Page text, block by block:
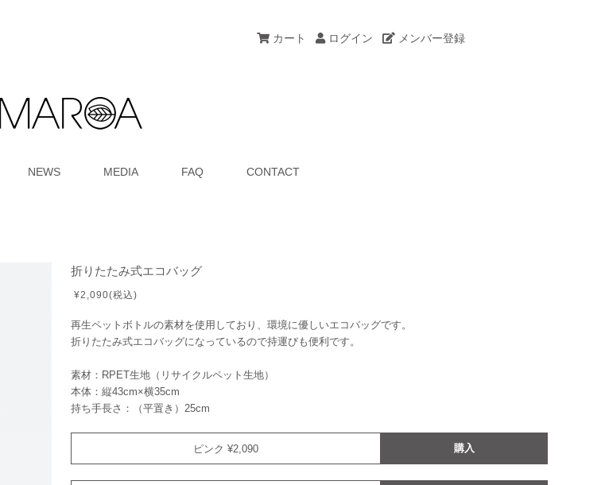
カート ログイン メンバー登録
NEWS MEDIA FAQ CONTACT
折りたたみ式エコバッグ
¥2,090(税込)
再生ペットボトルの素材を使用しており、環境に優しいエコバッグです。
折りたたみ式エコバッグになっているので持運びも便利です。
素材：RPET生地（リサイクルペット生地）
本体：縦43cm×横35cm
持ち手長さ：（平置き）25cm
ピンク ¥2,090 購入